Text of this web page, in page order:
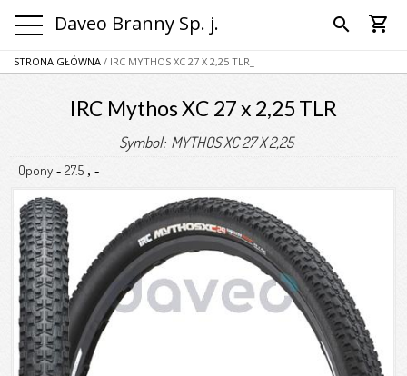
Daveo Branny Sp. j. search shopping_cart
STRONA GŁÓWNA / IRC MYTHOS XC 27 X 2,25 TLR_
IRC Mythos XC 27 x 2,25 TLR
Symbol: MYTHOS XC 27 X 2,25
Opony- 27.5, -